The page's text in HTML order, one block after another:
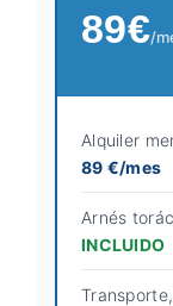
89€/
Alquiler
89 €/mes
Arnés
INCLUIDO